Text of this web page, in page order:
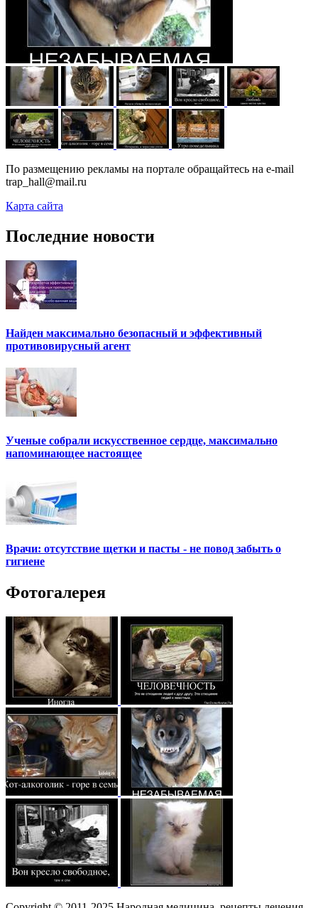
По размещению рекламы на портале обращайтесь на e-mail
trap_hall@mail.ru
Карта сайта
Последние новости
Найден максимально безопасный и эффективный
противовирусный агент
Ученые собрали искусственное сердце, максимально
напоминающее настоящее
Врачи: отсутствие щетки и пасты - не повод забыть о
гигиене
Фотогалерея